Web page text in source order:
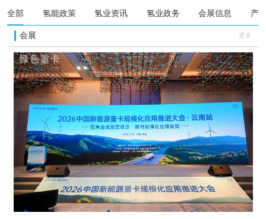
全部 氢能政策 氢业资讯 氢业政务 会展信息 产
会展 更多